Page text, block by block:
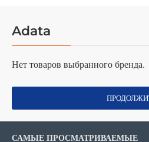
Adata
Нет товаров выбранного бренда.
САМЫЕ ПРОСМАТРИВАЕМЫЕ